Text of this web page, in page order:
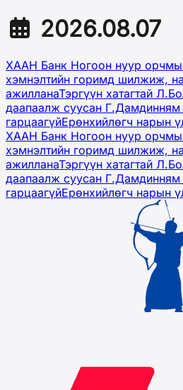
2026.08.07
ХААН Банк Ногоон нуур
хэмнэлтийн горимд шилжиж,
ажилланаТэргүүн хатагтай
даапаалж суусан
гарцаагүйЕрөнхийлөгч нарын
ХААН Банк Ногоон нуур
хэмнэлтийн горимд шилжиж,
ажилланаТэргүүн хатагтай
даапаалж суусан
гарцаагүйЕрөнхийлөгч нарын